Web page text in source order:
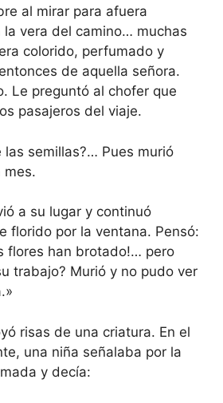
al mirar para afuera
la vera del camino… muchas
colorido, perfumado y
de aquella señora.
Le preguntó al chofer que
pasajeros del viaje.
las semillas?… Pues murió
mes.
a su lugar y continuó
florido por la ventana. Pensó:
flores han brotado!… pero
trabajo? Murió y no pudo ver
risas de una criatura. En el
una niña señalaba por la
y decía: